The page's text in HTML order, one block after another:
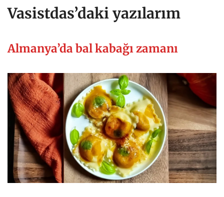
Vasistdas’daki yazılarım
Almanya’da bal kabağı zamanı